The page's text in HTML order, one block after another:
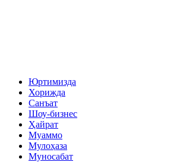
Юртимизда
Хорижда
Санъат
Шоу-бизнес
Ҳайрат
Муаммо
Мулоҳаза
Муносабат